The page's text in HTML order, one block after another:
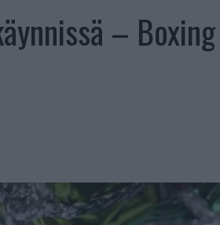
– Boxing